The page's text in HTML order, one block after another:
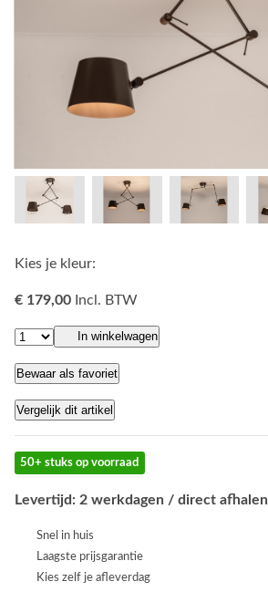
Kies je kleur:
€ 179,00 Incl. BTW
In winkelwagen
Bewaar als favoriet
Vergelijk dit artikel
50+ stuks op voorraad
Levertijd: 2 werkdagen / direct afhalen
Snel in huis
Laagste prijsgarantie
Kies zelf je afleverdag